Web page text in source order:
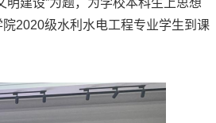
建设”为题，为学校本科生上思想
2020级水利水电工程专业学生到课